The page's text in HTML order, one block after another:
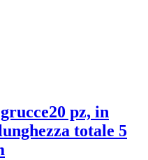
20 pz, in
totale 5